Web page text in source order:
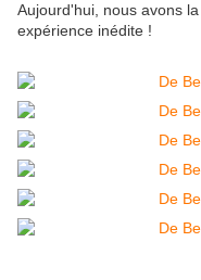
Aujourd'hui, nous avons
expérience inédite !